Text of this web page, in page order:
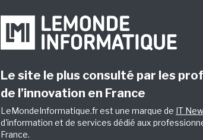
Le site le plus consulté par les
de l’innovation en France
LeMondeInformatique.fr est une marque de IT
d'information et de services dédié aux
France.